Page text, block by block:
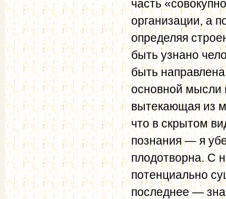
часть
организации, а
определяя
быть узнано
быть
основной мысли
вытекающая из
что в скрытом
познания — я
плодотворна. С
потенциально
последнее —